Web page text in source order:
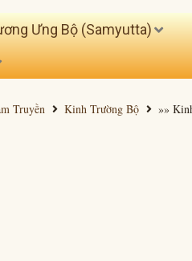
Ưng Bộ (Samyutta)
Truyền Kinh Trường Bộ »»